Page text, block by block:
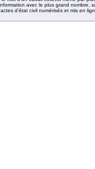
avec le plus grand
d’état civil numérisés et mis en